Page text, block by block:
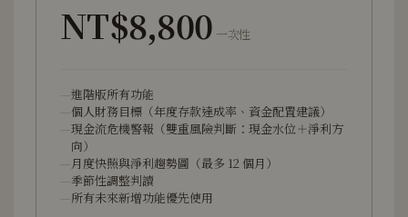
NT$8,800 一次性
進階版所有功能
個人財務目標（年度存款達成率、資金配置建議）
現金流危機警報（雙重風險判斷：現金水位＋淨利方
向）
月度快照與淨利趨勢圖（最多 12 個月）
季節性調整判讀
所有未來新增功能優先使用